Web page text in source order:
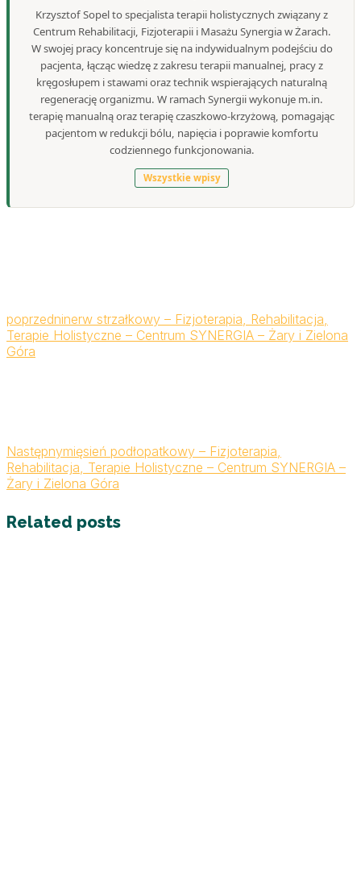
Krzysztof Sopel to specjalista terapii holistycznych związany z
Centrum Rehabilitacji, Fizjoterapii i Masażu Synergia w Żarach.
W swojej pracy koncentruje się na indywidualnym podejściu do
pacjenta, łącząc wiedzę z zakresu terapii manualnej, pracy z
kręgosłupem i stawami oraz technik wspierających naturalną
regenerację organizmu. W ramach Synergii wykonuje m.in.
terapię manualną oraz terapię czaszkowo-krzyżową, pomagając
pacjentom w redukcji bólu, napięcia i poprawie komfortu
codziennego funkcjonowania.
Wszystkie wpisy
poprzedninerw strzałkowy – Fizjoterapia, Rehabilitacja,
Terapie Holistyczne – Centrum SYNERGIA – Żary i Zielona
Góra
Następnymięsień podłopatkowy – Fizjoterapia,
Rehabilitacja, Terapie Holistyczne – Centrum SYNERGIA –
Żary i Zielona Góra
Related posts